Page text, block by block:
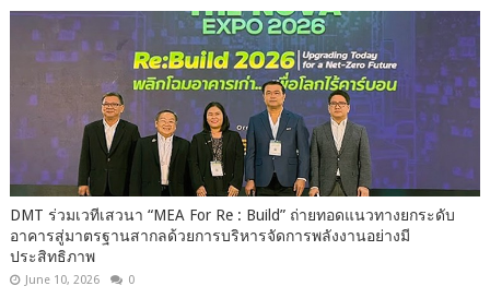
DMT ร่วมเวทีเสวนา “MEA For Re : Build” ถ่ายทอดแนวทางยกระดับ
อาคารสู่มาตรฐานสากลด้วยการบริหารจัดการพลังงานอย่างมี
ประสิทธิภาพ
June 10, 2026 0